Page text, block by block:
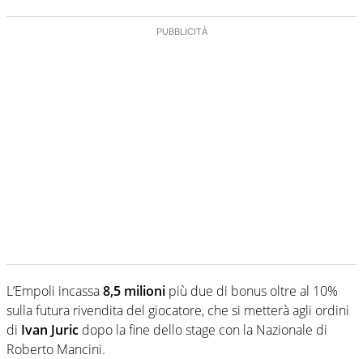
L’Empoli incassa8,5 milioni più due di bonus oltre al 10%
sulla futura rivendita del giocatore, che si metterà agli ordini
di Ivan Juric dopo la fine dello stage con la Nazionale di
Roberto Mancini.